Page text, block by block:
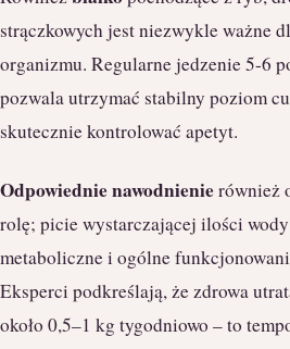
strączkowych jest niezwykle ważne
organizmu. Regularne jedzenie 5-6
pozwala utrzymać stabilny poziom
skutecznie kontrolować apetyt.
Odpowiednie nawodnienierównież
rolę; picie wystarczającej ilości
metaboliczne i ogólne
Eksperci podkreślają, że zdrowa
około 0,5–1 kg tygodniowo – to